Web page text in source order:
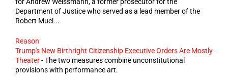
for Andrew Weissmann, a former prosecutor for the
Department of Justice who served as a lead member of the
Robert Muel...
Reason
Trump's New Birthright Citizenship Executive Orders Are Mostly
Theater-The two measures combine unconstitutional
provisions with performance art.